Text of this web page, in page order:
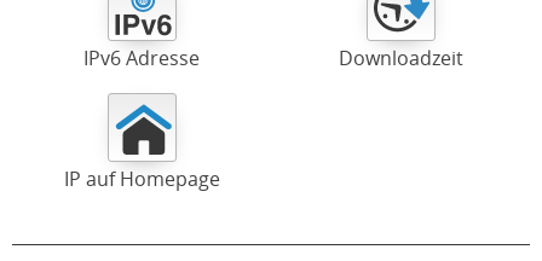
IPv6 Adresse Downloadzeit
IP auf Homepage